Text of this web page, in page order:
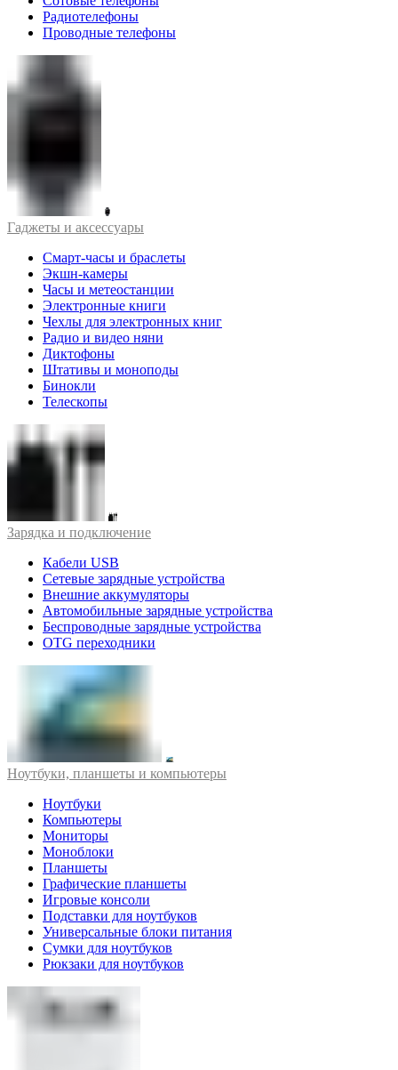
Радиотелефоны
Проводные телефоны
Гаджеты и аксессуары
Смарт-часы и браслеты
Экшн-камеры
Часы и метеостанции
Электронные книги
Чехлы для электронных книг
Радио и видео няни
Диктофоны
Штативы и моноподы
Бинокли
Телескопы
Зарядка и подключение
Кабели USB
Сетевые зарядные устройства
Внешние аккумуляторы
Автомобильные зарядные устройства
Беспроводные зарядные устройства
OTG переходники
Ноутбуки, планшеты и компьютеры
Ноутбуки
Компьютеры
Мониторы
Моноблоки
Планшеты
Графические планшеты
Игровые консоли
Подставки для ноутбуков
Универсальные блоки питания
Сумки для ноутбуков
Рюкзаки для ноутбуков